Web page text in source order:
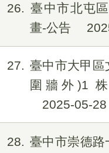
26
臺中市北屯
畫-公告
27
臺中市大甲
圍牆外)1
2025-05-28
28
臺中市崇德